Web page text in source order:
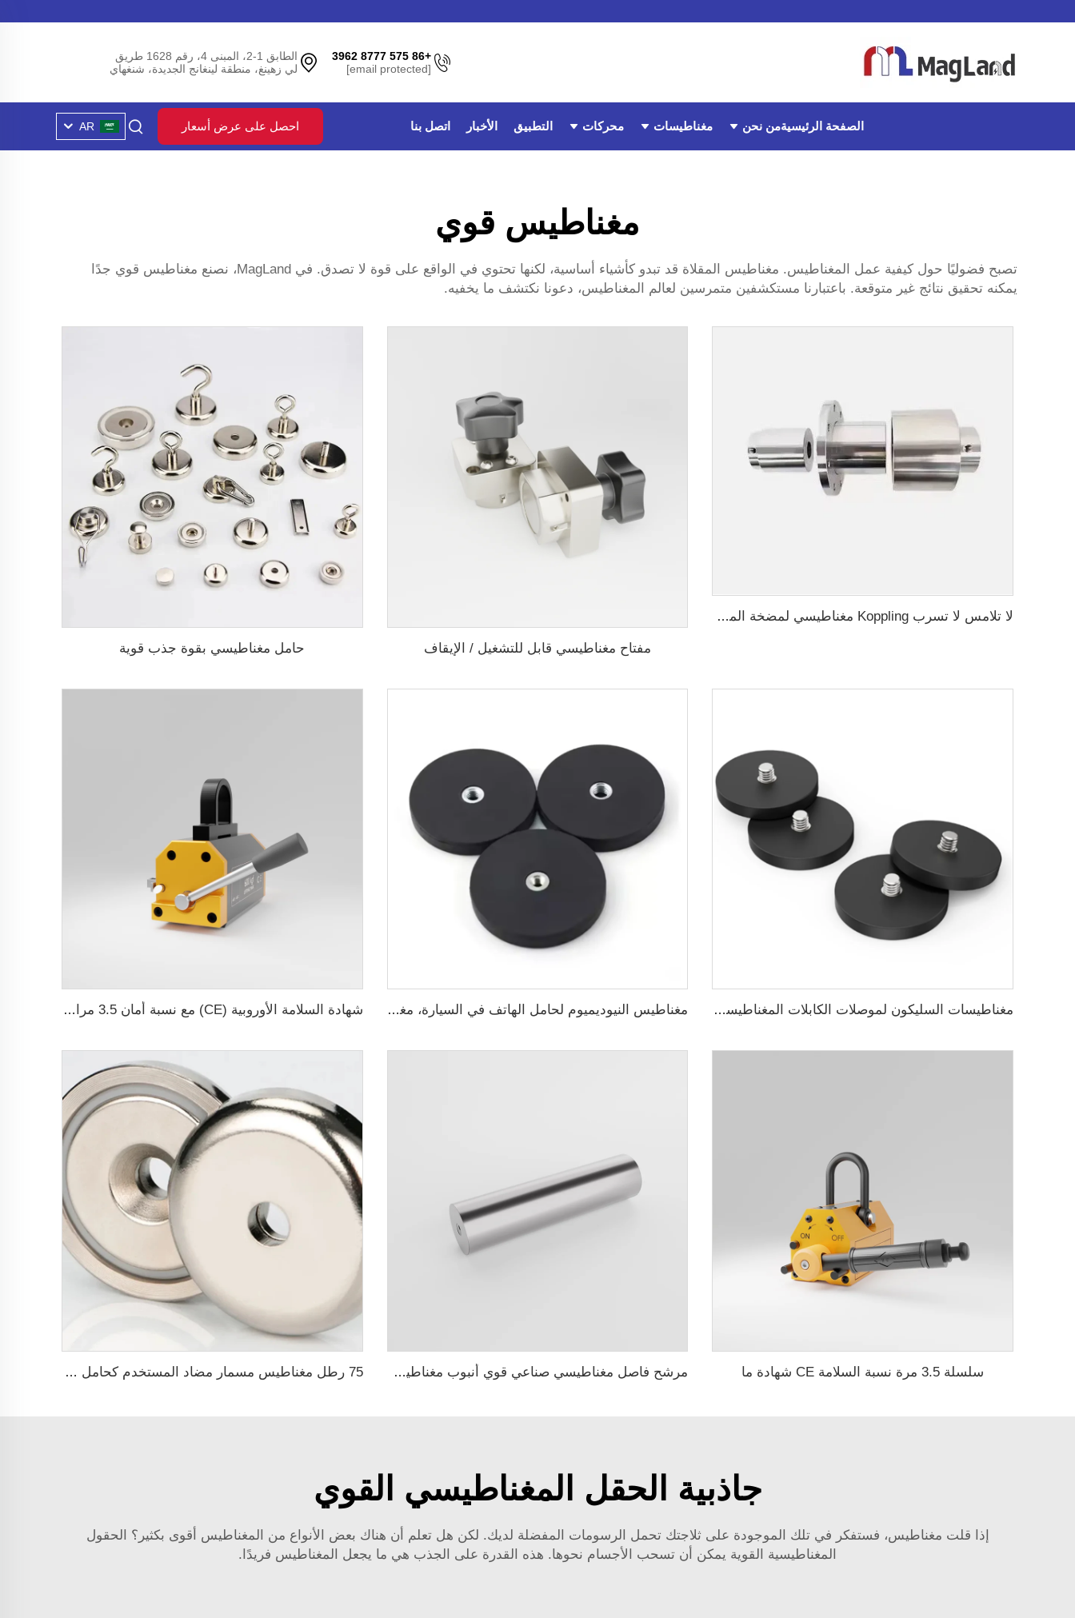
+86 575 8777 3962
[email protected]
الطابق 1-2، المبنى 4، رقم 1628 طريق
لي زهينغ، منطقة لينغانج الجديدة، شنغهاي
الصفحة الرئيسيةمن نحن مغناطيسات محركات التطبيق الأخبار اتصل بنا احصل على عرض أسعار AR
مغناطيس قوي
تصبح فضوليًا حول كيفية عمل المغناطيس. مغناطيس المقلاة
قد تبدو كأشياء أساسية، لكنها تحتوي في الواقع على قوة لا تصدق. في MagLand، نصنع مغناطيس قوي جدًا
يمكنه تحقيق نتائج غير متوقعة. باعتبارنا مستكشفين متمرسين لعالم المغناطيس، دعونا نكتشف ما يخفيه.
لا تلامس لا تسرب Koppling مغناطيسي لمضخة المحرك Polyol ومضخة foaming machine الضغط العالي
مفتاح مغناطيسي قابل للتشغيل / الإيقاف حامل مغناطيسي بقوة جذب قوية
مغناطيسات السليكون لموصلات الكابلات المغناطيسية 88 مم خيط ذكر مغناطيس النيوديميوم لحامل الهاتف في السيارة، مغناطيس قوي بفتحة خيط مسطحة داخلية 43 مم شهادة السلامة الأوروبية (CE) مع نسبة أمان 3.5 مرات للسلسلة E
سلسلة 3.5 مرة نسبة السلامة CE شهادة ما مرشح فاصل مغناطيسي صناعي قوي أنبوب مغناطيسي من النيوديميوم والستانلس ستيل 75 رطل مغناطيس مسمار مضاد المستخدم كحامل أدوات وأقفال الأبواب مغناطيس كوب نيووديميوم
جاذبية الحقل المغناطيسي القوي
إذا قلت مغناطيس، فستفكر في تلك الموجودة على ثلاجتك تحمل الرسومات المفضلة لديك. لكن هل تعلم أن هناك بعض الأنواع من المغناطيس أقوى بكثير؟ الحقول
المغناطيسية القوية يمكن أن تسحب الأجسام نحوها. هذه القدرة على الجذب هي ما يجعل المغناطيس فريدًا.